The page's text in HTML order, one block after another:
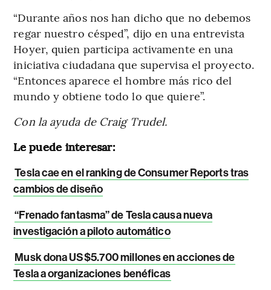
“Durante años nos han dicho que no debemos
regar nuestro césped”, dijo en una entrevista
Hoyer, quien participa activamente en una
iniciativa ciudadana que supervisa el proyecto.
“Entonces aparece el hombre más rico del
mundo y obtiene todo lo que quiere”.
Con la ayuda de Craig Trudel.
Le puede interesar:
Tesla cae en el ranking de Consumer Reports tras
cambios de diseño
“Frenado fantasma” de Tesla causa nueva
investigación a piloto automático
Musk dona US$5.700 millones en acciones de
Tesla a organizaciones benéficas